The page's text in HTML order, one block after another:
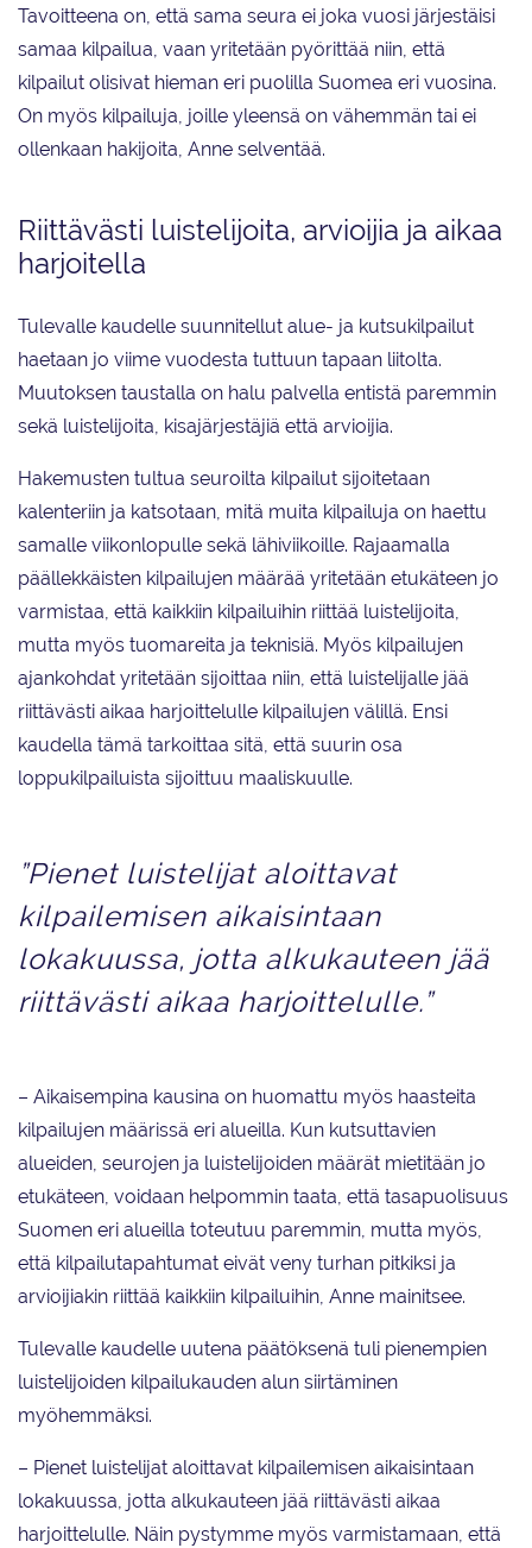
Tavoitteena on, että sama seura ei joka vuosi järjestäisi
samaa kilpailua, vaan yritetään pyörittää niin, että
kilpailut olisivat hieman eri puolilla Suomea eri vuosina.
On myös kilpailuja, joille yleensä on vähemmän tai ei
ollenkaan hakijoita, Anne selventää.
Riittävästi luistelijoita, arvioijia ja aikaa
harjoitella
Tulevalle kaudelle suunnitellut alue- ja kutsukilpailut
haetaan jo viime vuodesta tuttuun tapaan liitolta.
Muutoksen taustalla on halu palvella entistä paremmin
sekä luistelijoita, kisajärjestäjiä että arvioijia.
Hakemusten tultua seuroilta kilpailut sijoitetaan
kalenteriin ja katsotaan, mitä muita kilpailuja on haettu
samalle viikonlopulle sekä lähiviikoille. Rajaamalla
päällekkäisten kilpailujen määrää yritetään etukäteen jo
varmistaa, että kaikkiin kilpailuihin riittää luistelijoita,
mutta myös tuomareita ja teknisiä. Myös kilpailujen
ajankohdat yritetään sijoittaa niin, että luistelijalle jää
riittävästi aikaa harjoittelulle kilpailujen välillä. Ensi
kaudella tämä tarkoittaa sitä, että suurin osa
loppukilpailuista sijoittuu maaliskuulle.
”Pienet luistelijat aloittavat
kilpailemisen aikaisintaan
lokakuussa, jotta alkukauteen jää
riittävästi aikaa harjoittelulle.”
– Aikaisempina kausina on huomattu myös haasteita
kilpailujen määrissä eri alueilla. Kun kutsuttavien
alueiden, seurojen ja luistelijoiden määrät mietitään jo
etukäteen, voidaan helpommin taata, että tasapuolisuus
Suomen eri alueilla toteutuu paremmin, mutta myös,
että kilpailutapahtumat eivät veny turhan pitkiksi ja
arvioijiakin riittää kaikkiin kilpailuihin, Anne mainitsee.
Tulevalle kaudelle uutena päätöksenä tuli pienempien
luistelijoiden kilpailukauden alun siirtäminen
myöhemmäksi.
– Pienet luistelijat aloittavat kilpailemisen aikaisintaan
lokakuussa, jotta alkukauteen jää riittävästi aikaa
harjoittelulle. Näin pystymme myös varmistamaan, että